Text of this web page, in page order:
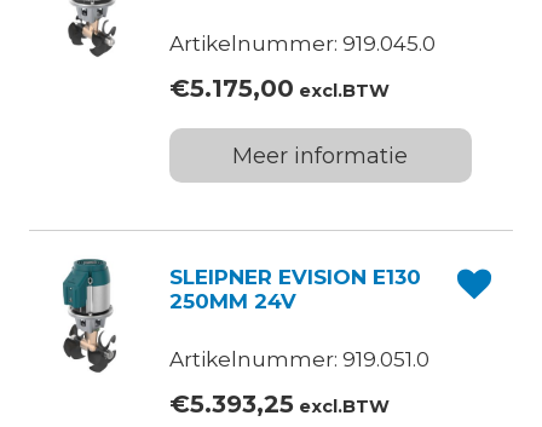
Artikelnummer: 919.045.0
€5.175,00 excl.BTW
Meer informatie
SLEIPNER EVISION E130
250MM 24V
Artikelnummer: 919.051.0
€5.393,25excl.BTW